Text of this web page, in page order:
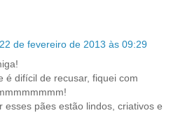
22 de fevereiro de 2013 às 09:29
é difícil de recusar, fiquei com
esses pães estão lindos, criativos e